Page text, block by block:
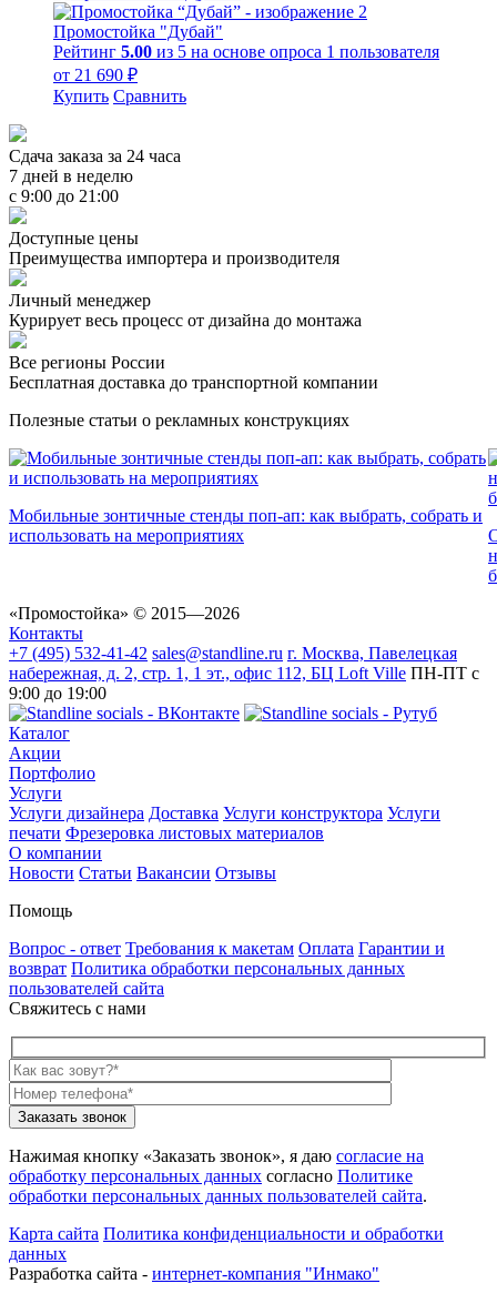
Пресс-волл из бруса, модель № 2 (трёхмерный)
от 4 340₽
Купить Сравнить
Сдача заказа за 24 часа
7 дней в неделю
с 9:00 до 21:00
Доступные цены
Преимущества импортера и производителя
Личный менеджер
Курирует весь процесс от дизайна до монтажа
Все регионы России
Бесплатная доставка до транспортной компании
Полезные статьи о рекламных конструкциях
Мобильные зонтичные стенды поп‑ап: как выбрать, собрать и
использовать на мероприятиях
«Промостойка» © 2015—2026
Контакты
+7 (495) 532-41-42 sales@standline.ru г. Москва, Павелецкая
набережная, д. 2, стр. 1, 1 эт., офис 112, БЦ Loft Ville ПН-ПТ с
9:00 до 19:00
Каталог
Акции
Портфолио
Услуги
Услуги дизайнера Доставка Услуги конструктора Услуги
печати Фрезеровка листовых материалов
О компании
Новости Статьи Вакансии Отзывы
Помощь
Вопрос - ответ Требования к макетам Оплата Гарантии и
возврат Политика обработки персональных данных
пользователей сайта
Свяжитесь с нами
Нажимая кнопку «Заказать звонок», я даю согласие на
обработку персональных данных согласно Политике
обработки персональных данных пользователей сайта.
Карта сайта Политика конфиденциальности и обработки
данных
Разработка сайта - интернет-компания "Инмако"